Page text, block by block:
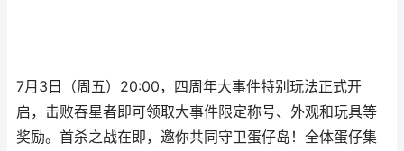
7月3日（周五）20:00，四周年大事件特别玩法正式开
启，击败吞星者即可领取大事件限定称号、外观和玩具等
奖励。首杀之战在即，邀你共同守卫蛋仔岛！全体蛋仔集